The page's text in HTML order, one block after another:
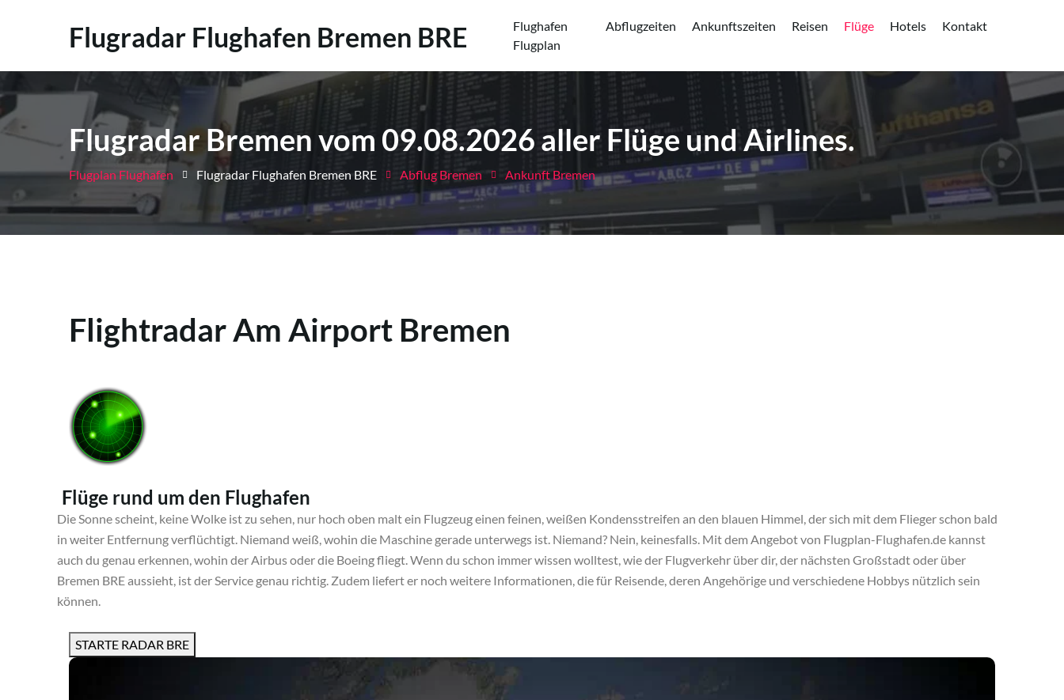
Flugradar Flughafen Bremen BRE
Flughafen
Flugplan
Abflugzeiten Ankunftszeiten Reisen Flüge Hotels Kontakt
Flugradar Bremen vom 09.08.2026 aller Flüge und Airlines.
Flugplan Flughafen Flugradar Flughafen Bremen BRE Abflug Bremen Ankunft Bremen
Flightradar Am Airport Bremen
Flüge rund um den Flughafen
Die Sonne scheint, keine Wolke ist zu sehen, nur hoch oben malt ein Flugzeug einen feinen, weißen Kondensstreifen an den blauen Himmel, der sich mit dem Flieger schon bald
in weiter Entfernung verflüchtigt. Niemand weiß, wohin die Maschine gerade unterwegs ist. Niemand? Nein, keinesfalls. Mit dem Angebot von Flugplan-Flughafen.de kannst
auch du genau erkennen, wohin der Airbus oder die Boeing fliegt. Wenn du schon immer wissen wolltest, wie der Flugverkehr über dir, der nächsten Großstadt oder über
Bremen BRE aussieht, ist der Service genau richtig. Zudem liefert er noch weitere Informationen, die für Reisende, deren Angehörige und verschiedene Hobbys nützlich sein
können.
STARTE RADAR BRE